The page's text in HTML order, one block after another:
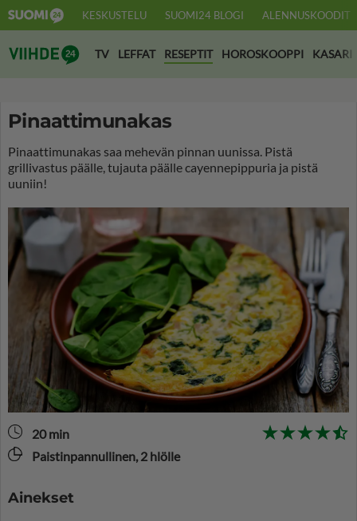
KESKUSTELU SUOMI24 BLOGI ALENNUSKOODIT
Suomi24 Viihde
TV LEFFAT RESEPTIT HOROSKOOPPI KASARI
Pinaattimunakas
Pinaattimunakas saa mehevän pinnan uunissa. Pistä
grillivastus päälle, tujauta päälle cayennepippuria ja pistä
uuniin!
20 min
Paistinpannullinen, 2 hlölle
Ainekset